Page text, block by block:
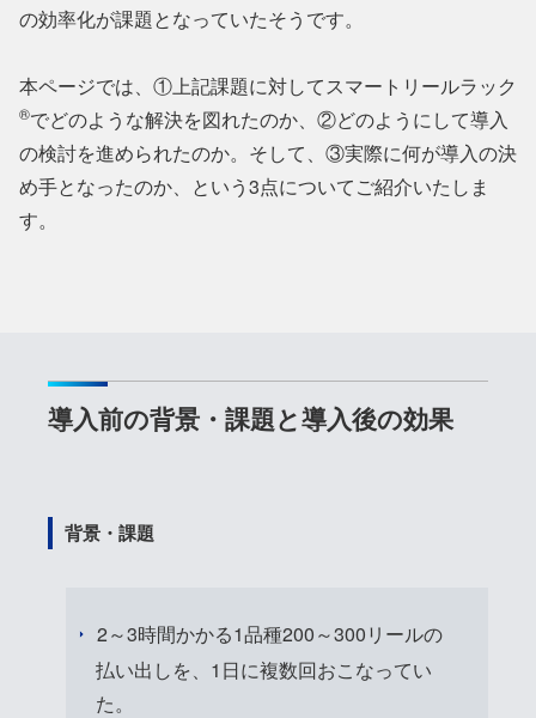
の効率化が課題となっていたそうです。
本ページでは、①上記課題に対してスマートリールラック
®でどのような解決を図れたのか、②どのようにして導入
の検討を進められたのか。そして、③実際に何が導入の決
め手となったのか、という3点についてご紹介いたしま
す。
導入前の背景・課題と導入後の効果
背景・課題
2～3時間かかる1品種200～300リールの
払い出しを、1日に複数回おこなってい
た。